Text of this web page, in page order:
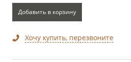
Добавить в корзину
Хочу купить, перезвоните